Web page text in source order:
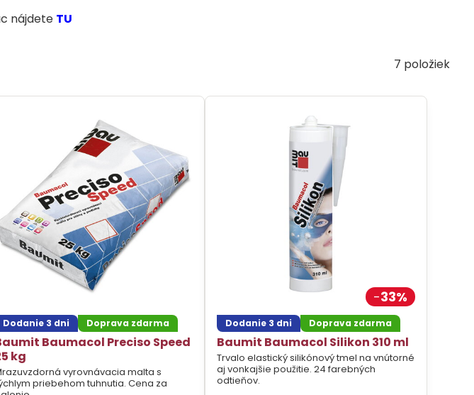
nájdete TU
7 položiek
Dodanie 3 dni Doprava zdarma
Baumacol Preciso Speed
kg
vyrovnávacia malta s
priebehom tuhnutia. Cena za
33%
Dodanie 3 dni Doprava zdarma
Baumit Baumacol Silikon 310 ml
Trvalo elastický silikónový tmel na vnútorné
aj vonkajšie použitie. 24 farebných
odtieňov.